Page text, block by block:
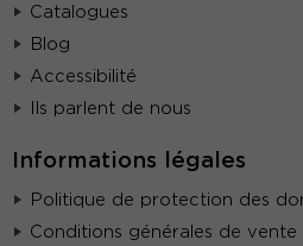
Catalogues
Blog
Accessibilité
Ils parlent de nous
Informations légales
Politique de protection des
Conditions générales de vente